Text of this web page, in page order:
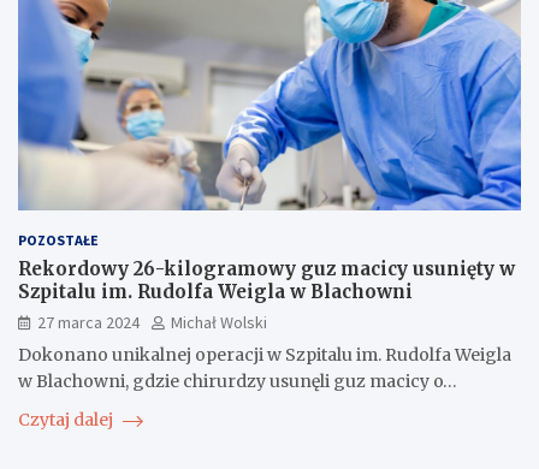
POZOSTAŁE
Rekordowy 26-kilogramowy guz macicy usunięty w
Szpitalu im. Rudolfa Weigla w Blachowni
27 marca 2024
Michał Wolski
Dokonano unikalnej operacji w Szpitalu im. Rudolfa Weigla
w Blachowni, gdzie chirurdzy usunęli guz macicy o…
Czytaj dalej